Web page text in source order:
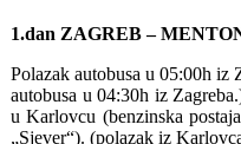
1.dan ZAGREB –
Polazak autobusa u 05:00h iz
autobusa u 04:30h iz
u Karlovcu (benzinska
„Sjever“). (polazak iz